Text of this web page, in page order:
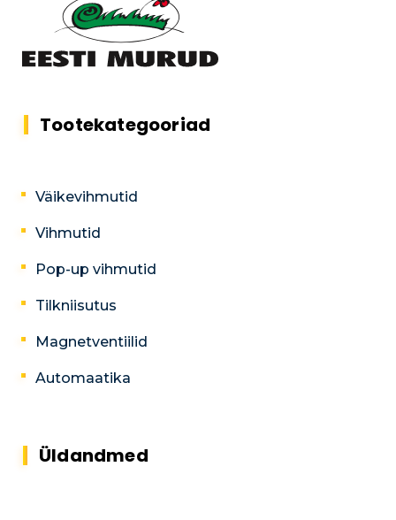
Tootekategooriad
Väikevihmutid
Vihmutid
Pop-up vihmutid
Tilkniisutus
Magnetventiilid
Automaatika
Üldandmed